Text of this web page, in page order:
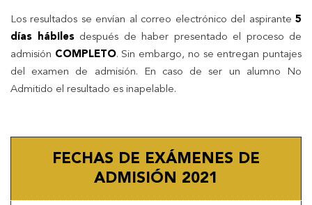
Los resultados se envían al correo electrónico del aspirante 5
días hábilesdespués de haber presentado el proceso de
admisión COMPLETO. Sin embargo, no se entregan puntajes
del examen de admisión. En caso de ser un alumno No
Admitido el resultado es inapelable.
FECHAS DE EXÁMENES DE
ADMISIÓN 2021